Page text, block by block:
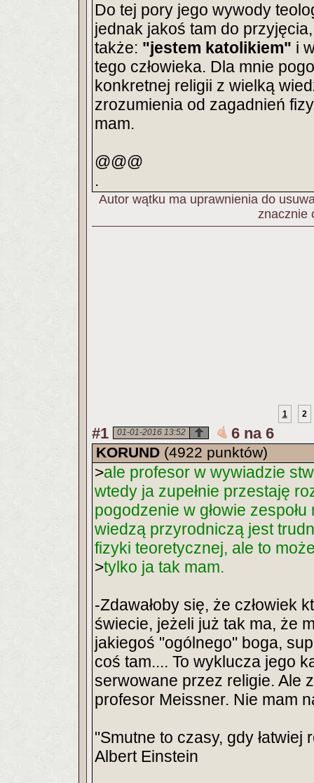
Do tej pory jego wywody
jednak jakoś tam do
także: "jestem katolikiem" i
tego człowieka. Dla mnie
konkretnej religii z wielką
zrozumienia od zagadnień
mam.
@@@
.
Autor wątku ma uprawnienia do
znacznie
1 2
#1 01-01-2016 13:52
6 na 6
KORUND (4922 punktów)
>ale profesor w wywiadzie
wtedy ja zupełnie przestaję
pogodzenie w głowie
wiedzą przyrodniczą jest
fizyki teoretycznej, ale to
>tylko ja tak mam.
-Zdawałoby się, że człowiek
świecie, jeżeli już tak ma, że
jakiegoś "ogólnego" boga,
coś tam.... To wyklucza jego
serwowane przez religie. Ale
profesor Meissner. Nie mam
"Smutne to czasy, gdy
Albert Einstein